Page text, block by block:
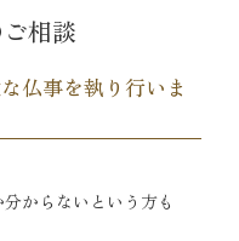
相談
仏事を執り行いま
からないという方も